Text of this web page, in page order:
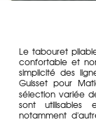
Le tabouret
confortable et
simplicité des
Guisset pour
sélection variée
sont utilisables
notamment